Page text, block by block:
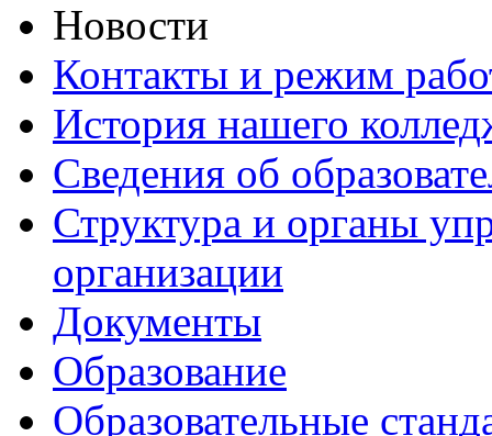
Новости
Контакты и режим
История нашего
Сведения об
Структура и органы
организации
Документы
Образование
Образовательные